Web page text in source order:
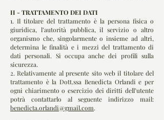
II - TRATTAMENTO DEI DATI
1. Il titolare del trattamento è la persona fisica o
giuridica, l’autorità pubblica, il servizio o altro
organismo che, singolarmente o insieme ad altri,
determina le finalità e i mezzi del trattamento di
dati personali. Si occupa anche dei profili sulla
sicurezza.
2. Relativamente al presente sito web il titolare del
trattamento è la Dott.ssa Benedicta Orlandi e per
ogni chiarimento o esercizio dei diritti dell’utente
potrà contattarlo al seguente indirizzo mail:
benedicta.orlandi@gmail.com.